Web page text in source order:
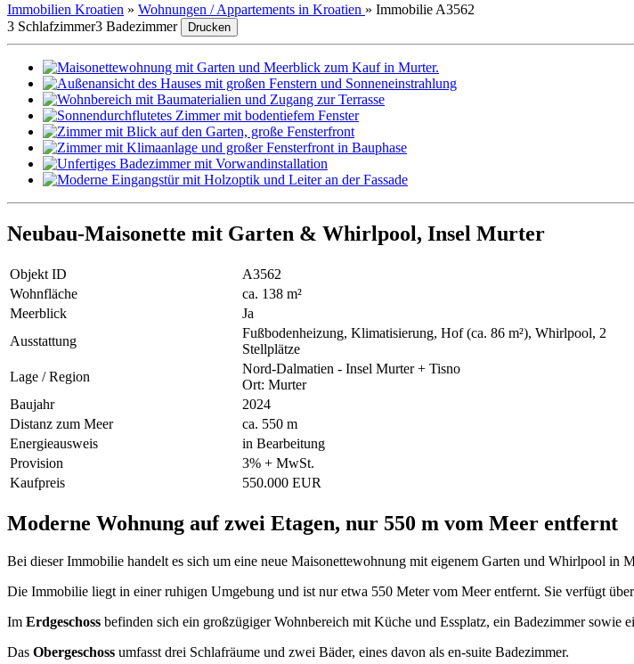
Immobilien Kroatien » Wohnungen / Appartements in Kroatien » Immobilie A3562
3 Schlafzimmer3 Badezimmer Drucken
Neubau-Maisonette mit Garten & Whirlpool, Insel Murter
Objekt ID
A3562
Wohnfläche
ca. 138 m²
Meerblick
Ja
Ausstattung
Fußbodenheizung, Klimatisierung, Hof (ca. 86 m²), Whirlpool, 2
Stellplätze
Lage / Region
Nord-Dalmatien - Insel Murter + Tisno
Ort: Murter
Baujahr
2024
Distanz zum Meer
ca. 550 m
Energieausweis
in Bearbeitung
Provision
3% + MwSt.
Kaufpreis
550.000 EUR
Moderne Wohnung auf zwei Etagen, nur 550 m vom Meer entfernt
Bei dieser Immobilie handelt es sich um eine neue Maisonettewohnung mit eigenem Garten und Whirlpool in
Die Immobilie liegt in einer ruhigen Umgebung und ist nur etwa 550 Meter vom Meer entfernt. Sie verfügt
Im Erdgeschoss befinden sich ein großzügiger Wohnbereich mit Küche und Essplatz, ein Badezimmer sowie
Das Obergeschoss umfasst drei Schlafräume und zwei Bäder, eines davon als en-suite Badezimmer.